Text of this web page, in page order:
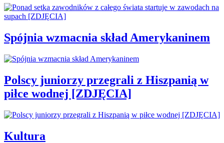
Spójnia wzmacnia skład Amerykaninem
Polscy juniorzy przegrali z Hiszpanią w
piłce wodnej [ZDJĘCIA]
Kultura